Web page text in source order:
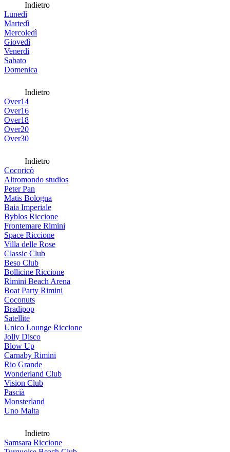
Indietro
Lunedì
Martedì
Mercoledì
Giovedì
Venerdì
Sabato
Domenica
Indietro
Over14
Over16
Over18
Over20
Over30
Indietro
Cocoricò
Altromondo studios
Peter Pan
Matis Bologna
Baia Imperiale
Byblos Riccione
Frontemare Rimini
Space Riccione
Villa delle Rose
Classic Club
Beso Club
Bollicine Riccione
Rimini Beach Arena
Boat Party Rimini
Coconuts
Bradipop
Satellite
Unico Lounge Riccione
Jolly Disco
Blow Up
Carnaby Rimini
Rio Grande
Wonderland Club
Vision Club
Pascià
Monsterland
Uno Malta
Indietro
Samsara Riccione